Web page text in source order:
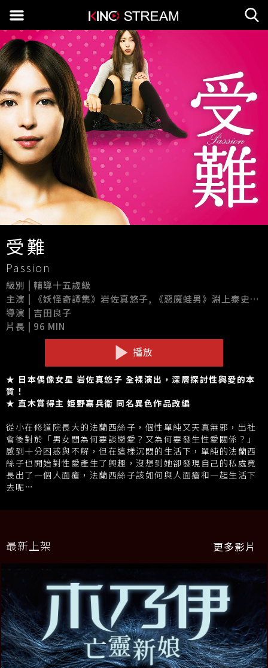
受難
Passion
級別 | 輔導十五歲級
主演 | 《妖怪奇譚集》岩佐真悠子, 《惡魔蛙男》淵上泰史, 伊藤久美子
導演 | 吉田良子
片長 | 96 MIN
播放
★ 日本偶像女星 岩佐真悠子 全裸演出，深層探討性與愛的本
質！
★ 直木賞得主 姫野嘉兵衛 同名異色作品改編
從小在修道院長大的法蘭西絲子，個性單純又天真無邪，出社
會後對於「男女間為何要談戀愛？又為何要發生性愛關係？」
感到十分困惑與不解，但在這樣沉悶的生活下，單純的法蘭西
絲子也開始對性愛產生了興趣，沒想到她卻發現自己的私處竟
長出了一個人面瘡，法蘭西絲子該如何與人面瘡和一起生活下
去呢…
最新上架 更多影片